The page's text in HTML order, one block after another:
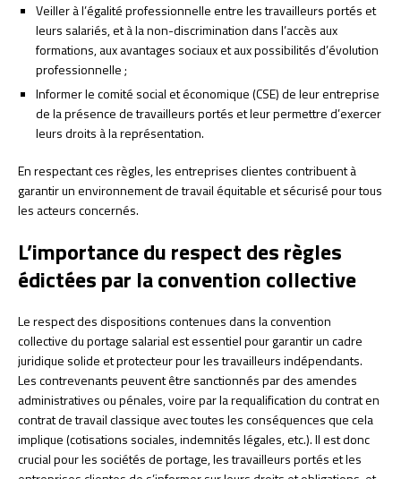
Veiller à l’égalité professionnelle entre les travailleurs portés et
leurs salariés, et à la non-discrimination dans l’accès aux
formations, aux avantages sociaux et aux possibilités d’évolution
professionnelle ;
Informer le comité social et économique (CSE) de leur entreprise
de la présence de travailleurs portés et leur permettre d’exercer
leurs droits à la représentation.
En respectant ces règles, les entreprises clientes contribuent à
garantir un environnement de travail équitable et sécurisé pour tous
les acteurs concernés.
L’importance du respect des règles
édictées par la convention collective
Le respect des dispositions contenues dans la convention
collective du portage salarial est essentiel pour garantir un cadre
juridique solide et protecteur pour les travailleurs indépendants.
Les contrevenants peuvent être sanctionnés par des amendes
administratives ou pénales, voire par la requalification du contrat en
contrat de travail classique avec toutes les conséquences que cela
implique (cotisations sociales, indemnités légales, etc.). Il est donc
crucial pour les sociétés de portage, les travailleurs portés et les